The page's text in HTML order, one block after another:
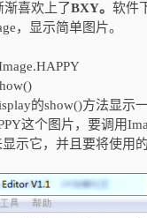
喜欢上了BXY。 软件
，显示简单图片。
的show()方法显示
这个图片，要调用
示它，并且要将使用